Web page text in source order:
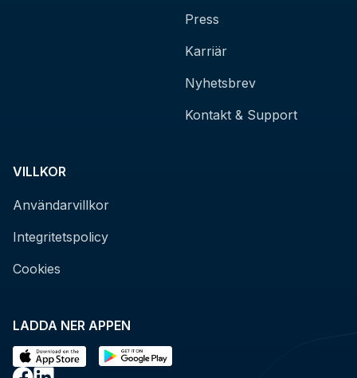
LADDA NER APPEN
Press
Karriär
Nyhetsbrev
Kontakt & Support
VILLKOR
Användarvillkor
Integritetspolicy
Cookies